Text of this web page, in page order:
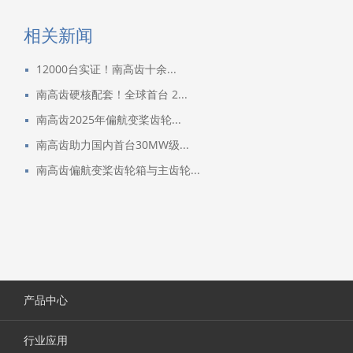
相关新闻
12000台实证！南高齿十余...
南高齿硬核配套！全球首台 2...
南高齿2025年偏航变桨齿轮...
南高齿助力国内首台30MW级...
南高齿偏航变桨齿轮箱与主齿轮...
产品中心
行业应用